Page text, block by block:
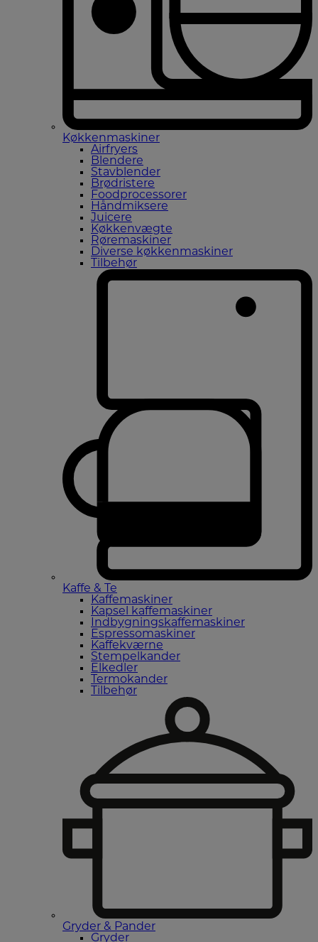
Køkkenmaskiner
Airfryers
Blendere
Stavblender
Brødristere
Foodprocessorer
Håndmiksere
Juicere
Køkkenvægte
Røremaskiner
Diverse køkkenmaskiner
Tilbehør
Kaffe & Te
Kaffemaskiner
Kapsel kaffemaskiner
Indbygningskaffemaskiner
Espressomaskiner
Kaffekværne
Stempelkander
Elkedler
Termokander
Tilbehør
Gryder & Pander
Gryder